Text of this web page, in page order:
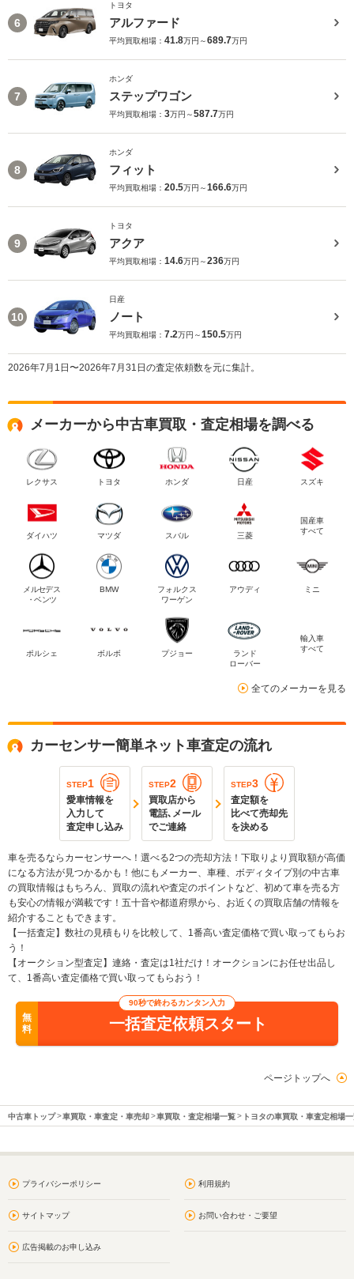
6
トヨタ
アルファード
平均買取相場： 41.8万円～689.7万円
7
ホンダ
ステップワゴン
平均買取相場： 3万円～587.7万円
8
ホンダ
フィット
平均買取相場： 20.5万円～166.6万円
9
トヨタ
アクア
平均買取相場： 14.6万円～236万円
10
日産
ノート
平均買取相場： 7.2万円～150.5万円
2026年7月1日〜2026年7月31日の査定依頼数を元に集計。
メーカーから中古車買取・査定相場を調べる
レクサス トヨタ ホンダ 日産 スズキ
ダイハツ マツダ スバル 三菱
国産車
すべて
メルセデス
・ベンツ
BMW
フォルクス
ワーゲン
アウディ ミニ
ポルシェ ボルボ プジョー
ランド
ローバー
輸入車
すべて
全てのメーカーを見る
カーセンサー簡単ネット車査定の流れ
STEP1
愛車情報を
入力して
査定申し込み
STEP2
買取店から
電話､メール
でご連絡
STEP3
査定額を
比べて売却先
を決める
車を売るならカーセンサーへ！選べる2つの売却方法！下取りより買取額が高価
になる方法が見つかるかも！他にもメーカー、車種、ボディタイプ別の中古車
の買取情報はもちろん、買取の流れや査定のポイントなど、初めて車を売る方
も安心の情報が満載です！五十音や都道府県から、お近くの買取店舗の情報を
紹介することもできます。
【一括査定】数社の見積もりを比較して、1番高い査定価格で買い取ってもらお
う！
【オークション型査定】連絡・査定は1社だけ！オークションにお任せ出品し
て、1番高い査定価格で買い取ってもらおう！
無
料
90秒で終わるカンタン入力
一括査定依頼スタート
ページトップへ
中古車トップ 車買取・車査定・車売却 車買取・査定相場一覧 トヨタの車買取・車査定相場
プライバシーポリシー 利用規約
サイトマップ お問い合わせ・ご要望
広告掲載のお申し込み